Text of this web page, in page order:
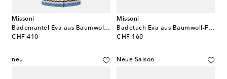
Missoni
Bademantel Eva aus Baumwoll-Frottee
CHF 410
original price
Missoni
Badetuch Eva aus Baumwoll-Frottee
CHF 160
original price
neu Neue Saison